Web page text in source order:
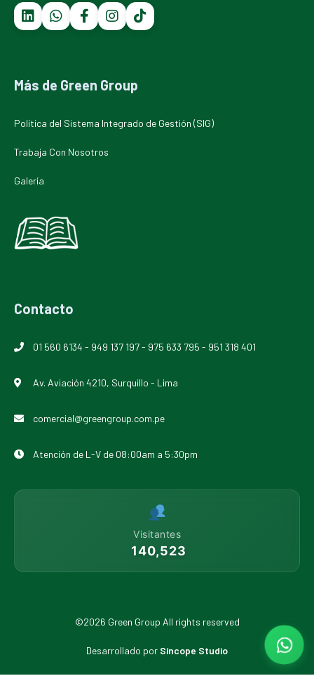
Más de Green Group
Política del Sistema Integrado de Gestión (SIG)
Trabaja Con Nosotros
Galería
Contacto
01 560 6134 - 949 137 197- 975 633 795 - 951 318 401
Av. Aviación 4210, Surquillo - Lima
comercial@greengroup.com.pe
Atención de L-V de 08:00am a 5:30pm
Visitantes
140,523
Desarrollado por Síncope Studio
©2026 Green Group All rights reserved